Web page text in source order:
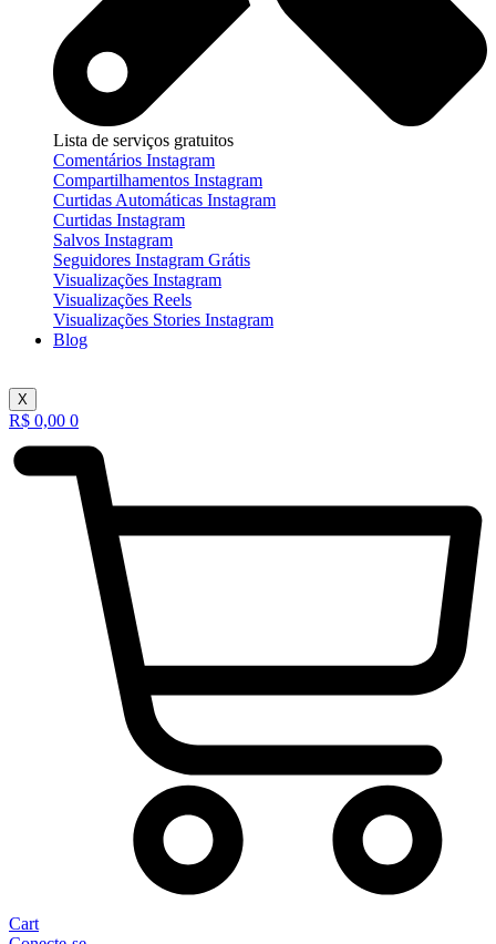
Lista de serviços gratuitos
Comentários Instagram
Compartilhamentos Instagram
Curtidas Automáticas Instagram
Curtidas Instagram
Salvos Instagram
Seguidores Instagram Grátis
Visualizações Instagram
Visualizações Reels
Visualizações Stories Instagram
Blog
X
R$ 0,00 0
Cart